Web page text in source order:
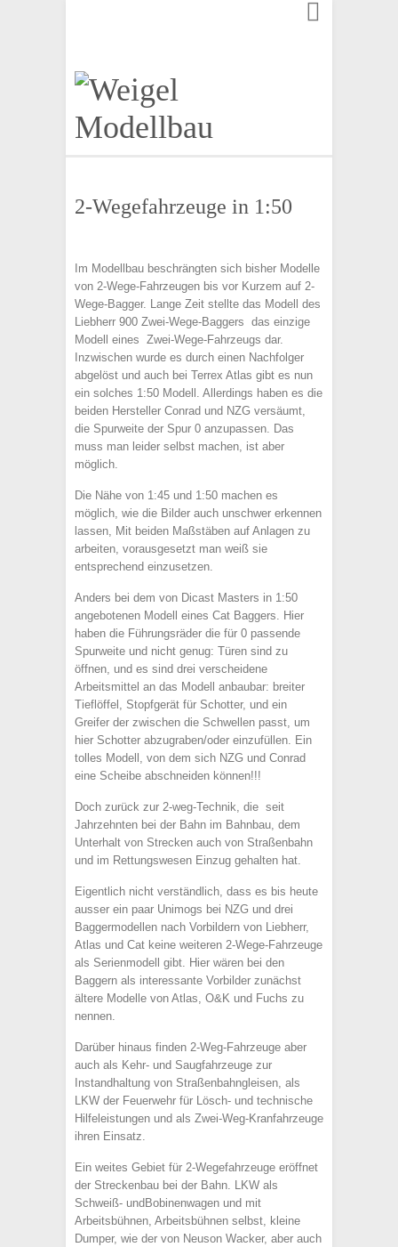
2-Wegefahrzeuge in 1:50
Im Modellbau beschrängten sich bisher Modelle
von 2-Wege-Fahrzeugen bis vor Kurzem auf 2-
Wege-Bagger. Lange Zeit stellte das Modell des
Liebherr 900 Zwei-Wege-Baggers das einzige
Modell eines Zwei-Wege-Fahrzeugs dar.
Inzwischen wurde es durch einen Nachfolger
abgelöst und auch bei Terrex Atlas gibt es nun
ein solches 1:50 Modell. Allerdings haben es die
beiden Hersteller Conrad und NZG versäumt,
die Spurweite der Spur 0 anzupassen. Das
muss man leider selbst machen, ist aber
möglich.
Die Nähe von 1:45 und 1:50 machen es
möglich, wie die Bilder auch unschwer erkennen
lassen, Mit beiden Maßstäben auf Anlagen zu
arbeiten, vorausgesetzt man weiß sie
entsprechend einzusetzen.
Anders bei dem von Dicast Masters in 1:50
angebotenen Modell eines Cat Baggers. Hier
haben die Führungsräder die für 0 passende
Spurweite und nicht genug: Türen sind zu
öffnen, und es sind drei verscheidene
Arbeitsmittel an das Modell anbaubar: breiter
Tieflöffel, Stopfgerät für Schotter, und ein
Greifer der zwischen die Schwellen passt, um
hier Schotter abzugraben/oder einzufüllen. Ein
tolles Modell, von dem sich NZG und Conrad
eine Scheibe abschneiden können!!!
Doch zurück zur 2-weg-Technik, die seit
Jahrzehnten bei der Bahn im Bahnbau, dem
Unterhalt von Strecken auch von Straßenbahn
und im Rettungswesen Einzug gehalten hat.
Eigentlich nicht verständlich, dass es bis heute
ausser ein paar Unimogs bei NZG und drei
Baggermodellen nach Vorbildern von Liebherr,
Atlas und Cat keine weiteren 2-Wege-Fahrzeuge
als Serienmodell gibt. Hier wären bei den
Baggern als interessante Vorbilder zunächst
ältere Modelle von Atlas, O&K und Fuchs zu
nennen.
Darüber hinaus finden 2-Weg-Fahrzeuge aber
auch als Kehr- und Saugfahrzeuge zur
Instandhaltung von Straßenbahngleisen, als
LKW der Feuerwehr für Lösch- und technische
Hilfeleistungen und als Zwei-Weg-Kranfahrzeuge
ihren Einsatz.
Ein weites Gebiet für 2-Wegefahrzeuge eröffnet
der Streckenbau bei der Bahn. LKW als
Schweiß- undBobinenwagen und mit
Arbeitsbühnen, Arbeitsbühnen selbst, kleine
Dumper, wie der von Neuson Wacker, aber auch